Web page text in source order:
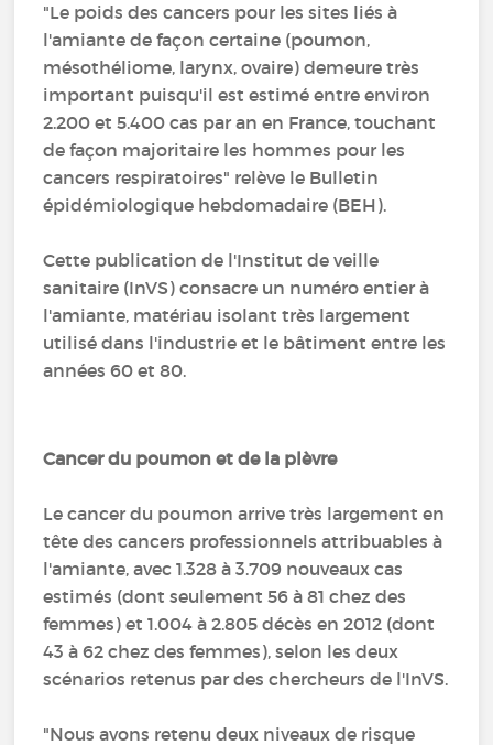
"Le poids des cancers pour les sites liés à
l'amiante de façon certaine (poumon,
mésothéliome, larynx, ovaire) demeure très
important puisqu'il est estimé entre environ
2.200 et 5.400 cas par an en France, touchant
de façon majoritaire les hommes pour les
cancers respiratoires" relève le Bulletin
épidémiologique hebdomadaire (BEH).
Cette publication de l'Institut de veille
sanitaire (InVS) consacre un numéro entier à
l'amiante, matériau isolant très largement
utilisé dans l'industrie et le bâtiment entre les
années 60 et 80.
Cancer du poumon et de la plèvre
Le cancer du poumon arrive très largement en
tête des cancers professionnels attribuables à
l'amiante, avec 1.328 à 3.709 nouveaux cas
estimés (dont seulement 56 à 81 chez des
femmes) et 1.004 à 2.805 décès en 2012 (dont
43 à 62 chez des femmes), selon les deux
scénarios retenus par des chercheurs de l'InVS.
"Nous avons retenu deux niveaux de risque